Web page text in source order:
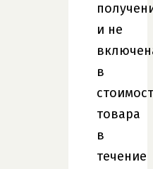
и не
в
товара
в
течение